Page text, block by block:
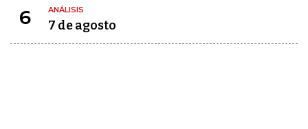
6 ANÁLISIS
7 de agosto